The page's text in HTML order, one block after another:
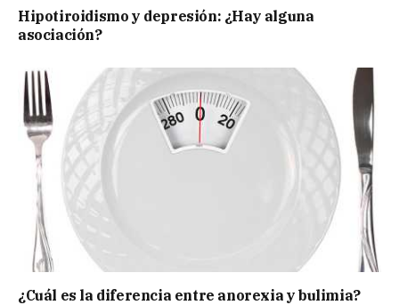
Hipotiroidismo y depresión: ¿Hay alguna
asociación?
¿Cuál es la diferencia entre anorexia y bulimia?